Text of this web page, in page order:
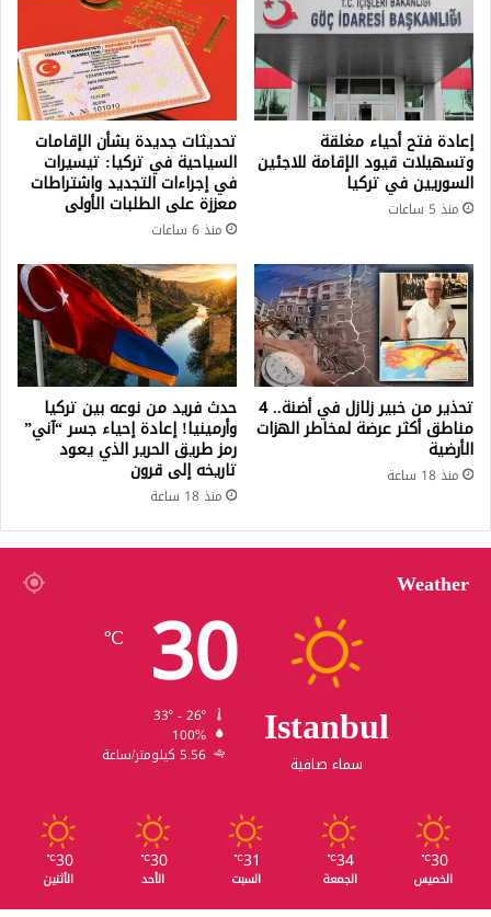
إعادة فتح أحياء مغلقة
وتسهيلات قيود الإقامة للاجئين
السوريين في تركيا
منذ 5 ساعات
تحديثات جديدة بشأن الإقامات
السياحية في تركيا: تيسيرات
في إجراءات التجديد واشتراطات
معززة على الطلبات الأولى
منذ 6 ساعات
تحذير من خبير زلازل في أضنة.. 4
مناطق أكثر عرضة لمخاطر الهزات
الأرضية
منذ 18 ساعة
حدث فريد من نوعه بين تركيا
وأرمينيا! إعادة إحياء جسر “آني”
رمز طريق الحرير الذي يعود
تاريخه إلى قرون
منذ 18 ساعة
Weather
Istanbul
سماء صافية
30
℃
100%
5.56 كيلومتر/ساعة
30
℃
الخميس
34
℃
الجمعة
31
℃
السبت
30
℃
الأحد
30
℃
الأثنين